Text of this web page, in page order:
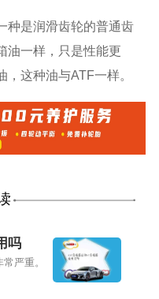
种是润滑齿轮的普通齿
油一样，只是性能更
这种油与ATF一样。
吗
严重。